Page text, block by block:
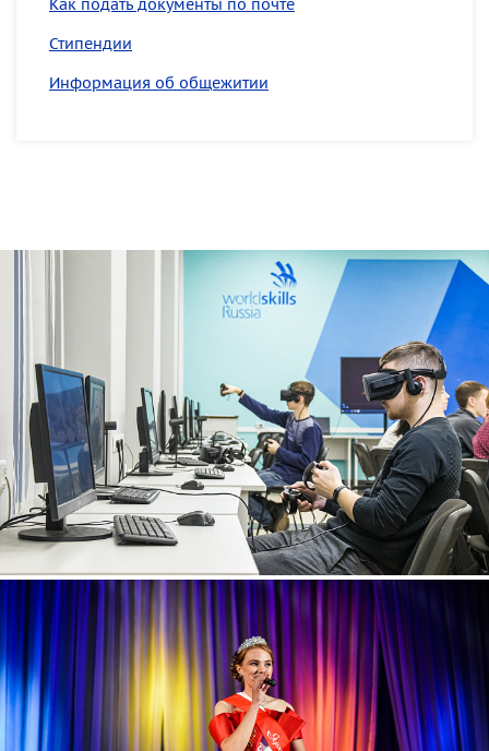
Как подать документы по почте
Стипендии
Информация об общежитии